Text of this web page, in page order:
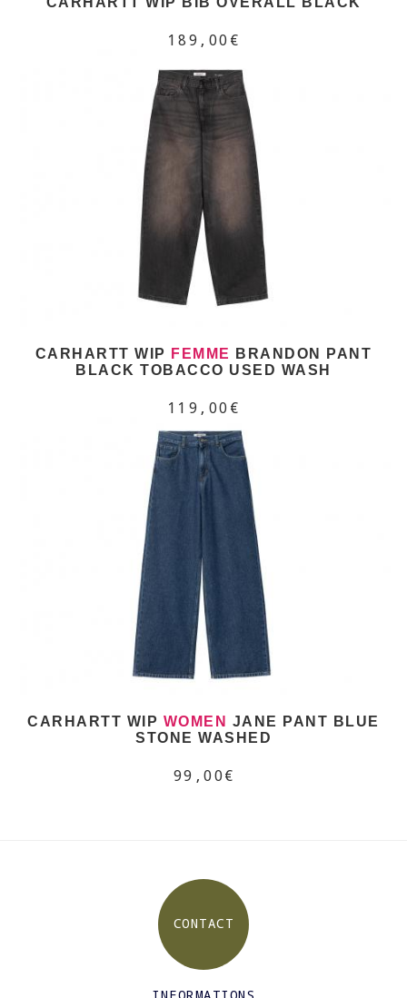
189,00€
CARHARTT WIP FEMME
BRANDON PANT
BLACK TOBACCO USED WASH
119,00€
CARHARTT WIP WOMEN JANE PANT BLUE
STONE WASHED
99,00€
CONTACT